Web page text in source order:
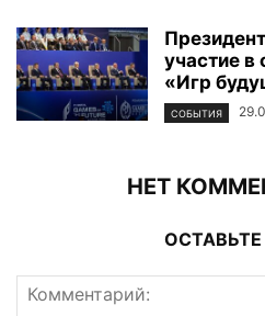
участие в
«Игр
СОБЫТИЯ
НЕТ